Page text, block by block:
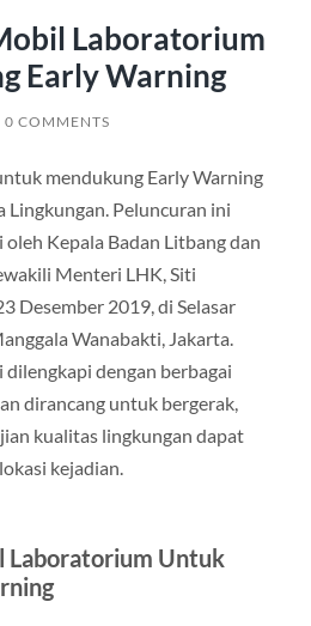
Laboratorium
Early Warning
0 COMMENTS
mendukung Early Warning
Lingkungan. Peluncuran ini
Kepala Badan Litbang dan
Menteri LHK, Siti
Desember 2019, di Selasar
Wanabakti, Jakarta.
dengan berbagai
dirancang untuk bergerak,
kualitas lingkungan dapat
kejadian.
Laboratorium Untuk